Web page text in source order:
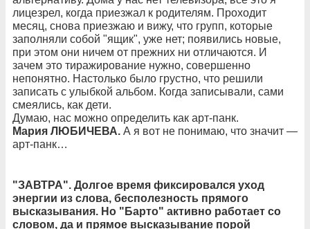
лицезрел, когда приезжал к родителям. Проходит
месяц, снова приезжаю и вижу, что групп, которые
заполняли собой "ящик", уже нет; появились новые,
при этом они ничем от прежних ни отличаются. И
зачем это тиражирование нужно, совершенно
непонятно. Настолько было грустно, что решили
записать с улыбкой альбом. Когда записывали, сами
смеялись, как дети.
Думаю, нас можно определить как арт-панк.
Мария ЛЮБИЧЕВА. А я вот не понимаю, что значит —
арт-панк…
"ЗАВТРА". Долгое время фиксировался уход
энергии из слова, бесполезность прямого
высказывания. Но "Барто" активно работает со
словом, да и прямое высказывание порой